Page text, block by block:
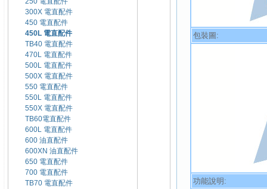
300X 電直配件
450 電直配件
450L 電直配件
TB40 電直配件
470L 電直配件
500L 電直配件
500X 電直配件
550 電直配件
550L 電直配件
550X 電直配件
TB60電直配件
600L 電直配件
600 油直配件
600XN 油直配件
650 電直配件
700 電直配件
TB70 電直配件
包裝圖:
功能說明: